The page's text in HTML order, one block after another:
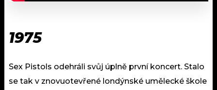
1975
Sex Pistols odehráli svůj úplně první koncert. Stalo
se tak v znovuotevřené londýnské umělecké škole